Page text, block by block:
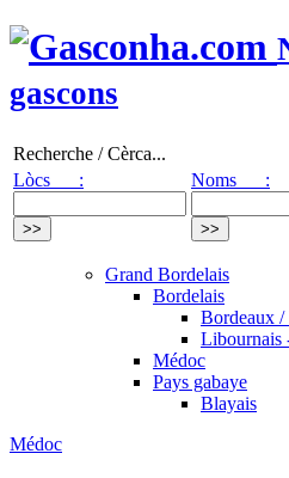
gascons
Recherche / Cèrca...
Lòcs :
Noms :
Grand Bordelais
Bordelais
Bordeaux /
Libournais
Médoc
Pays gabaye
Blayais
Médoc